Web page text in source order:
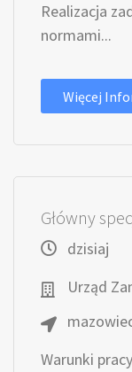
Realizacja
normami...
Więcej
Główny
dzisiaj
Urząd
Warunki